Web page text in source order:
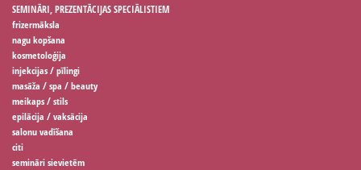
SEMINĀRI, PREZENTĀCIJAS SPECIĀLISTIEM
frizermāksla
nagu kopšana
kosmetoloģija
injekcijas / pīlingi
masāža / spa / beauty
meikaps / stils
epilācija / vaksācija
salonu vadīšana
citi
semināri sievietēm